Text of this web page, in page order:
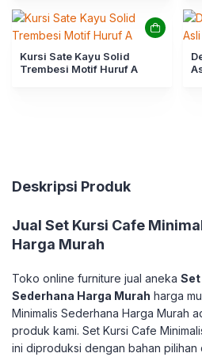
Kursi Sate Kayu Solid
Trembesi Motif Huruf A
Deskripsi Produk
Jual Set Kursi Cafe
Harga Murah
Toko online furniture jual aneka
Sederhana Harga Murah harga
Minimalis Sederhana Harga Murah
produk kami. Set Kursi Cafe
ini diproduksi dengan bahan